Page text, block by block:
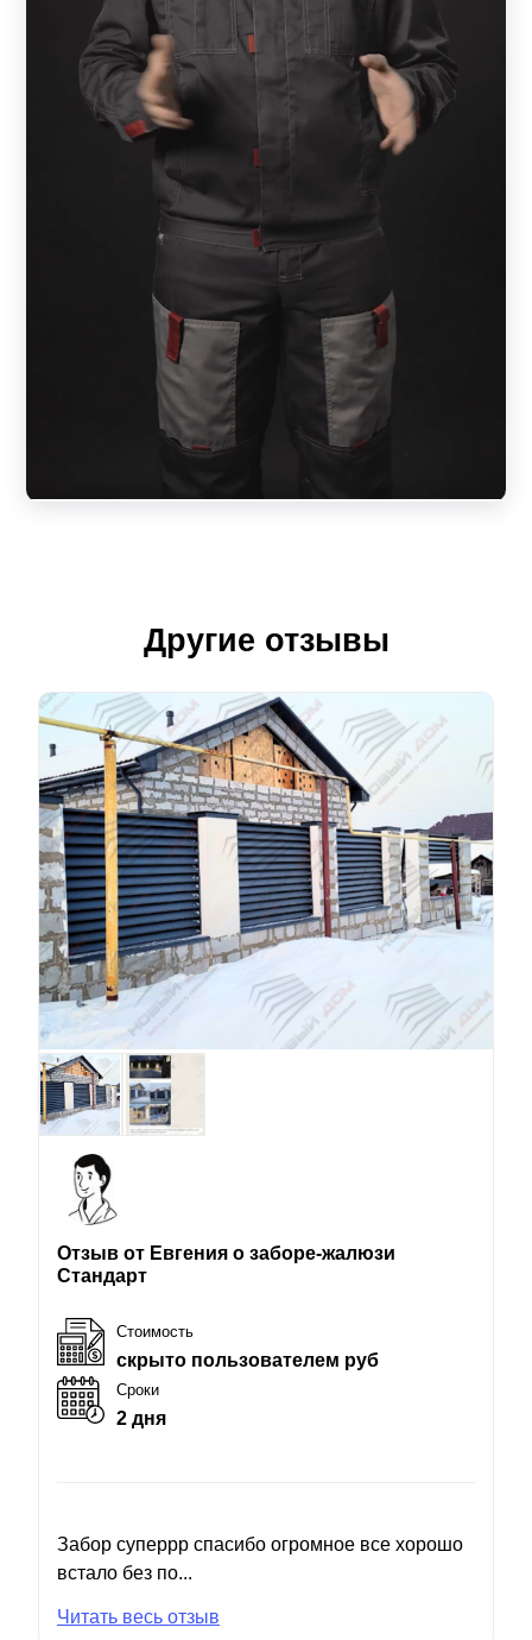
Другие отзывы
Отзыв от Евгения о заборе-жалюзи
Стандарт
Стоимость
скрыто пользователем руб
Сроки
2 дня
Забор суперрр спасибо огромное все хорошо
встало без по...
Читать весь отзыв